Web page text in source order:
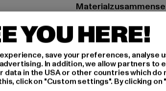
Hersteller: TB
Dr.-Robert-Murjahn-
YOU HERE!
save your preferences, analyse
In addition, we allow partners to
in the USA or other countries which do
click on "Custom settings". By clicking